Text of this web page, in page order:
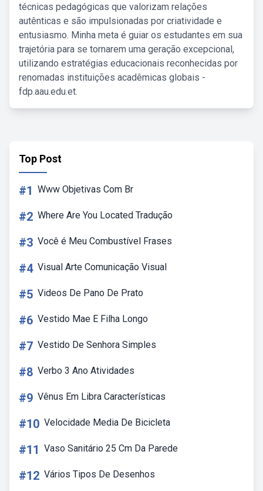
técnicas pedagógicas que valorizam relações
autênticas e são impulsionadas por criatividade e
entusiasmo. Minha meta é guiar os estudantes em sua
trajetória para se tornarem uma geração excepcional,
utilizando estratégias educacionais reconhecidas por
renomadas instituições acadêmicas globais -
fdp.aau.edu.et.
Top Post
#1 Www Objetivas Com Br
#2 Where Are You Located Tradução
#3 Você é Meu Combustível Frases
#4 Visual Arte Comunicação Visual
#5 Videos De Pano De Prato
#6 Vestido Mae E Filha Longo
#7 Vestido De Senhora Simples
#8 Verbo 3 Ano Atividades
#9 Vênus Em Libra Características
#10 Velocidade Media De Bicicleta
#11 Vaso Sanitário 25 Cm Da Parede
#12 Vários Tipos De Desenhos